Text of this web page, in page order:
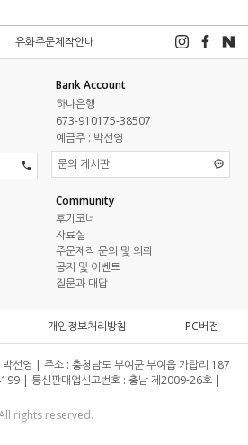
유화주문제작안내
Bank Account
하나은행
673-910175-38507
예금주 : 박선영
문의 게시판
Community
후기코너
자료실
주문제작 문의 및 의뢰
공지 및 이벤트
질문과 대답
개인정보처리방침 PC버전
박선영 | 주소 : 충청남도 부여군 부여읍 가탑리 187
| 통신판매업신고번호 : 충남 제2009-26호 |
rights reserved.